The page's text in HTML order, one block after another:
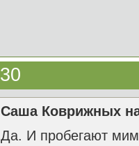
Саша Коврижных
Да. И пробегают